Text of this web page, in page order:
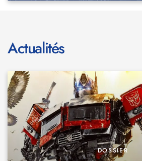
Actualités
DOSSIER